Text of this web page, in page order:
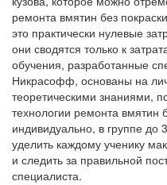
ремонта вмятин без
это практически нулевые
они сводятся только к
обучения, разработанные
Никрасофф, основаны на
теоретическими знаниями,
технологии ремонта вмятин
индивидуально, в группе до
уделить каждому ученику
и следить за правильной
специалиста.